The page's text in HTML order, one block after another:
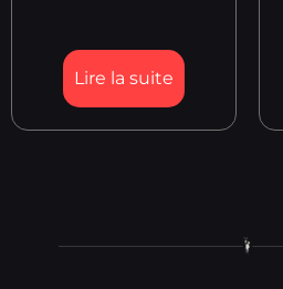
Lire la suite